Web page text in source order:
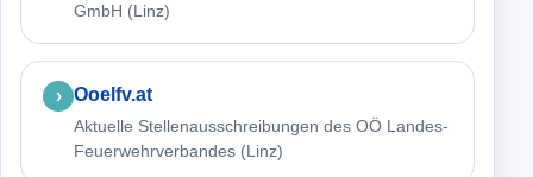
GmbH (Linz)
Ooelfv.at
Aktuelle Stellenausschreibungen des OÖ Landes-
Feuerwehrverbandes (Linz)